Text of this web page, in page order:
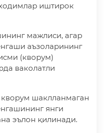
иштирок
мажлиси, агар
аъзоларининг
(кворум)
ваколатли
шаклланмаган
янги
эълон қилинади.